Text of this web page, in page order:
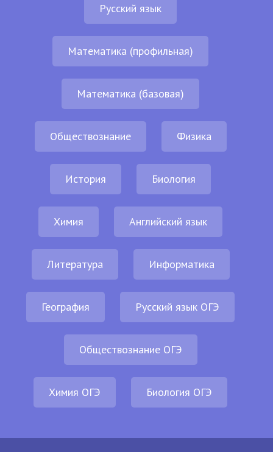
Русский язык
Математика (профильная)
Математика (базовая)
Обществознание Физика
История Биология
Химия Английский язык
Литература Информатика
География Русский язык ОГЭ
Обществознание ОГЭ
Химия ОГЭ Биология ОГЭ